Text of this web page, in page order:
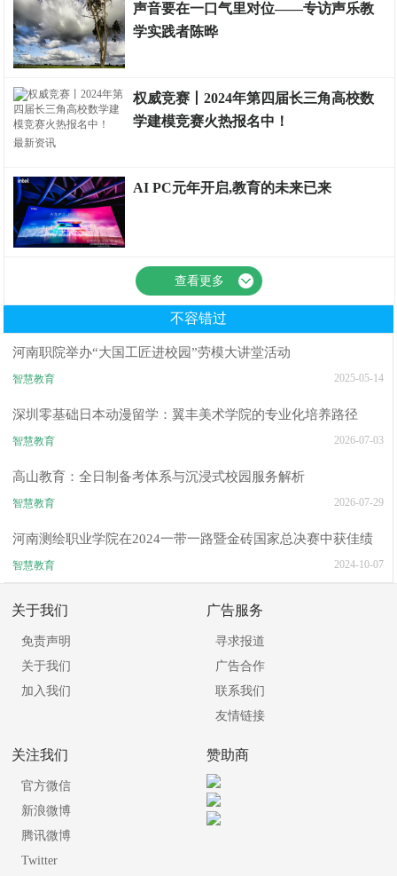
声音要在一口气里对位——专访声乐教
学实践者陈晔
最新资讯
权威竞赛丨2024年第四届长三角高校数
学建模竞赛火热报名中！
AI PC元年开启,教育的未来已来
查看更多
不容错过
河南职院举办“大国工匠进校园”劳模大讲堂活动
智慧教育 2025-05-14
深圳零基础日本动漫留学：翼丰美术学院的专业化培养路径
智慧教育 2026-07-03
高山教育：全日制备考体系与沉浸式校园服务解析
智慧教育 2026-07-29
河南测绘职业学院在2024一带一路暨金砖国家总决赛中获佳绩
智慧教育 2024-10-07
关于我们
免责声明
关于我们
加入我们
广告服务
寻求报道
广告合作
联系我们
友情链接
关注我们
官方微信
新浪微博
腾讯微博
Twitter
赞助商